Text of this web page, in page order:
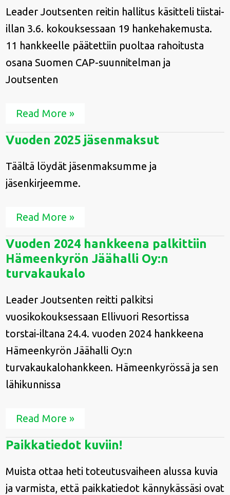
Leader Joutsenten reitin hallitus käsitteli tiistai-
illan 3.6. kokouksessaan 19 hankehakemusta.
11 hankkeelle päätettiin puoltaa rahoitusta
osana Suomen CAP-suunnitelman ja
Joutsenten
reitille
Read More »
Vuoden 2025 jäsenmaksut
Täältä löydät jäsenmaksumme ja
jäsenkirjeemme.
Vuoden
2025
Read More »
Vuoden 2024 hankkeena palkittiin
Hämeenkyrön Jäähalli Oy:n
turvakaukalo
Leader Joutsenten reitti palkitsi
vuosikokouksessaan Ellivuori Resortissa
torstai-iltana 24.4. vuoden 2024 hankkeena
Hämeenkyrön Jäähalli Oy:n
turvakaukalohankkeen. Hämeenkyrössä ja sen
lähikunnissa
Vuoden
2024
hankkeena
palkittiin
Hämeenkyrön
Oy:n
turvakaukalo
Read More »
Paikkatiedot kuviin!
Muista ottaa heti toteutusvaiheen alussa kuvia
ja varmista, että paikkatiedot kännykässäsi ovat
Paikkatiedot
kuviin!